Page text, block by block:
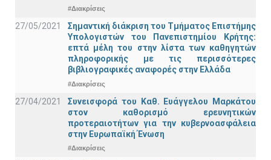
#Διακρίσεις
27/05/2021
Σημαντική διάκριση του Τμήματος Επιστήμης
Υπολογιστών του Πανεπιστημίου Κρήτης:
επτά μέλη του στην λίστα των καθηγητών
πληροφορικής με τις περισσότερες
βιβλιογραφικές αναφορές στην Ελλάδα
#Διακρίσεις
27/04/2021
Συνεισφορά του Καθ. Ευάγγελου Μαρκάτου
στον καθορισμό ερευνητικών
προτεραιοτήτων για την κυβερνοασφάλεια
στην Ευρωπαϊκή Ένωση
#Διακρίσεις